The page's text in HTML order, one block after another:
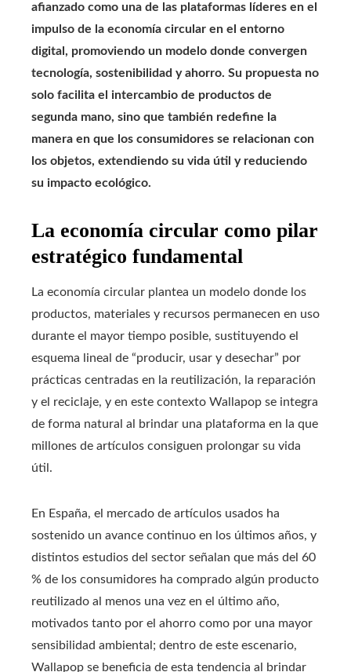
afianzado como una de las plataformas líderes en el
impulso de la economía circular en el entorno
digital, promoviendo un modelo donde convergen
tecnología, sostenibilidad y ahorro. Su propuesta no
solo facilita el intercambio de productos de
segunda mano, sino que también redefine la
manera en que los consumidores se relacionan con
los objetos, extendiendo su vida útil y reduciendo
su impacto ecológico.
La economía circular como pilar
estratégico fundamental
La economía circular plantea un modelo donde los
productos, materiales y recursos permanecen en uso
durante el mayor tiempo posible, sustituyendo el
esquema lineal de “producir, usar y desechar” por
prácticas centradas en la reutilización, la reparación
y el reciclaje, y en este contexto Wallapop se integra
de forma natural al brindar una plataforma en la que
millones de artículos consiguen prolongar su vida
útil.
En España, el mercado de artículos usados ha
sostenido un avance continuo en los últimos años, y
distintos estudios del sector señalan que más del 60
% de los consumidores ha comprado algún producto
reutilizado al menos una vez en el último año,
motivados tanto por el ahorro como por una mayor
sensibilidad ambiental; dentro de este escenario,
Wallapop se beneficia de esta tendencia al brindar